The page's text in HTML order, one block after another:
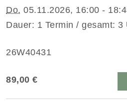
Do. 05.11.2026, 16:00 -
Dauer: 1 Termin / gesamt:
26W40431
89,00 €